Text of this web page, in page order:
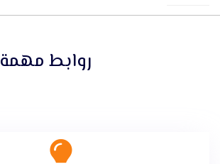
روابط مهمة